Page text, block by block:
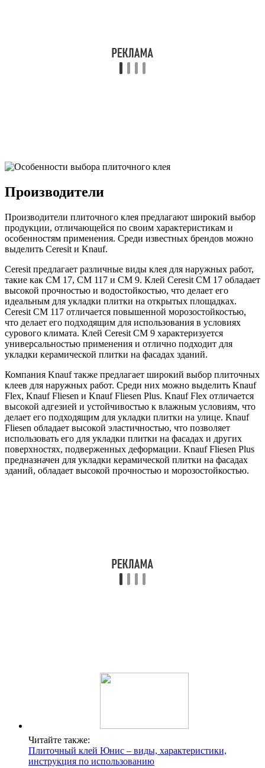
Производители
Производители плиточного клея предлагают широкий выбор
продукции, отличающейся по своим характеристикам и
особенностям применения. Среди известных брендов можно
выделить Ceresit и Knauf.
Ceresit предлагает различные виды клея для наружных работ,
такие как CM 17, CM 117 и CM 9. Клей Ceresit CM 17 обладает
высокой прочностью и водостойкостью, что делает его
идеальным для укладки плитки на открытых площадках.
Ceresit CM 117 отличается повышенной морозостойкостью,
что делает его подходящим для использования в условиях
сурового климата. Клей Ceresit CM 9 характеризуется
универсальностью применения и отлично подходит для
укладки керамической плитки на фасадах зданий.
Компания Knauf также предлагает широкий выбор плиточных
клеев для наружных работ. Среди них можно выделить Knauf
Flex, Knauf Fliesen и Knauf Fliesen Plus. Knauf Flex отличается
высокой адгезией и устойчивостью к влажным условиям, что
делает его подходящим для укладки плитки на улице. Knauf
Fliesen обладает высокой эластичностью, что позволяет
использовать его для укладки плитки на фасадах и других
поверхностях, подверженных деформации. Knauf Fliesen Plus
предназначен для укладки керамической плитки на фасадах
зданий, обладает высокой прочностью и морозостойкостью.
Читайте также:
Плиточный клей Юнис – виды, характеристики,
инструкция по использованию